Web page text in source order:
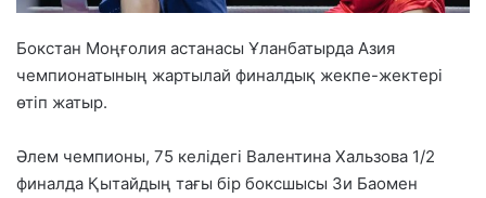
Бокстан Моңғолия астанасы Ұланбатырда Азия
чемпионатының жартылай финалдық жекпе-жектері
өтіп жатыр.
Әлем чемпионы, 75 келідегі Валентина Хальзова 1/2
финалда Қытайдың тағы бір боксшысы Зи Баомен